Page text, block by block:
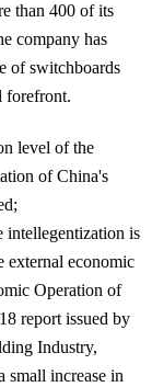
than 400 of its
company has
of switchboards
forefront.
level of the
of China's
is
external economic
Operation of
report issued by
Industry,
small increase in